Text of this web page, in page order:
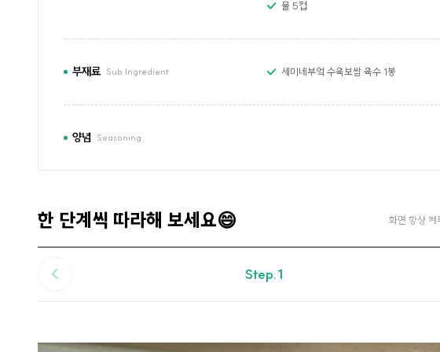
물 5컵
부재료 Sub Ingredient 세미네부엌 수육보쌈 육수 1봉
양념 Seasoning
한 단계씩 따라해 보세요😄 화면 항상 켜
Step.1